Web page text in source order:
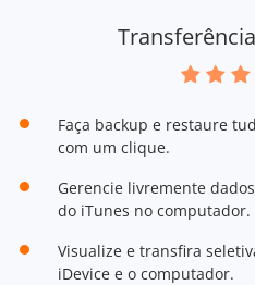
Faça backup e restaure
com um clique.
Gerencie livremente
do iTunes no computador.
Visualize e transfira
iDevice e o computador.